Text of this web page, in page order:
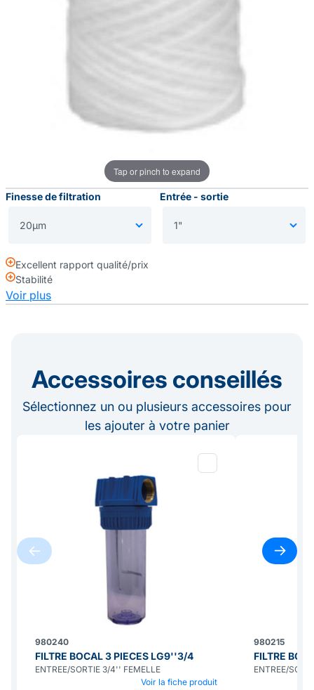
Tap or pinch to expand
Excellent rapport qualité/prix
Stabilité
Voir plus
Finesse de filtration Entrée - sortie
Accessoires conseillés
Sélectionnez un ou plusieurs accessoires pour
les ajouter à votre panier
980240
FILTRE BOCAL 3 PIECES LG9''3/4
ENTREE/SORTIE 3/4'' FEMELLE
Voir la fiche produit
980215
FILTRE
ENTREE/